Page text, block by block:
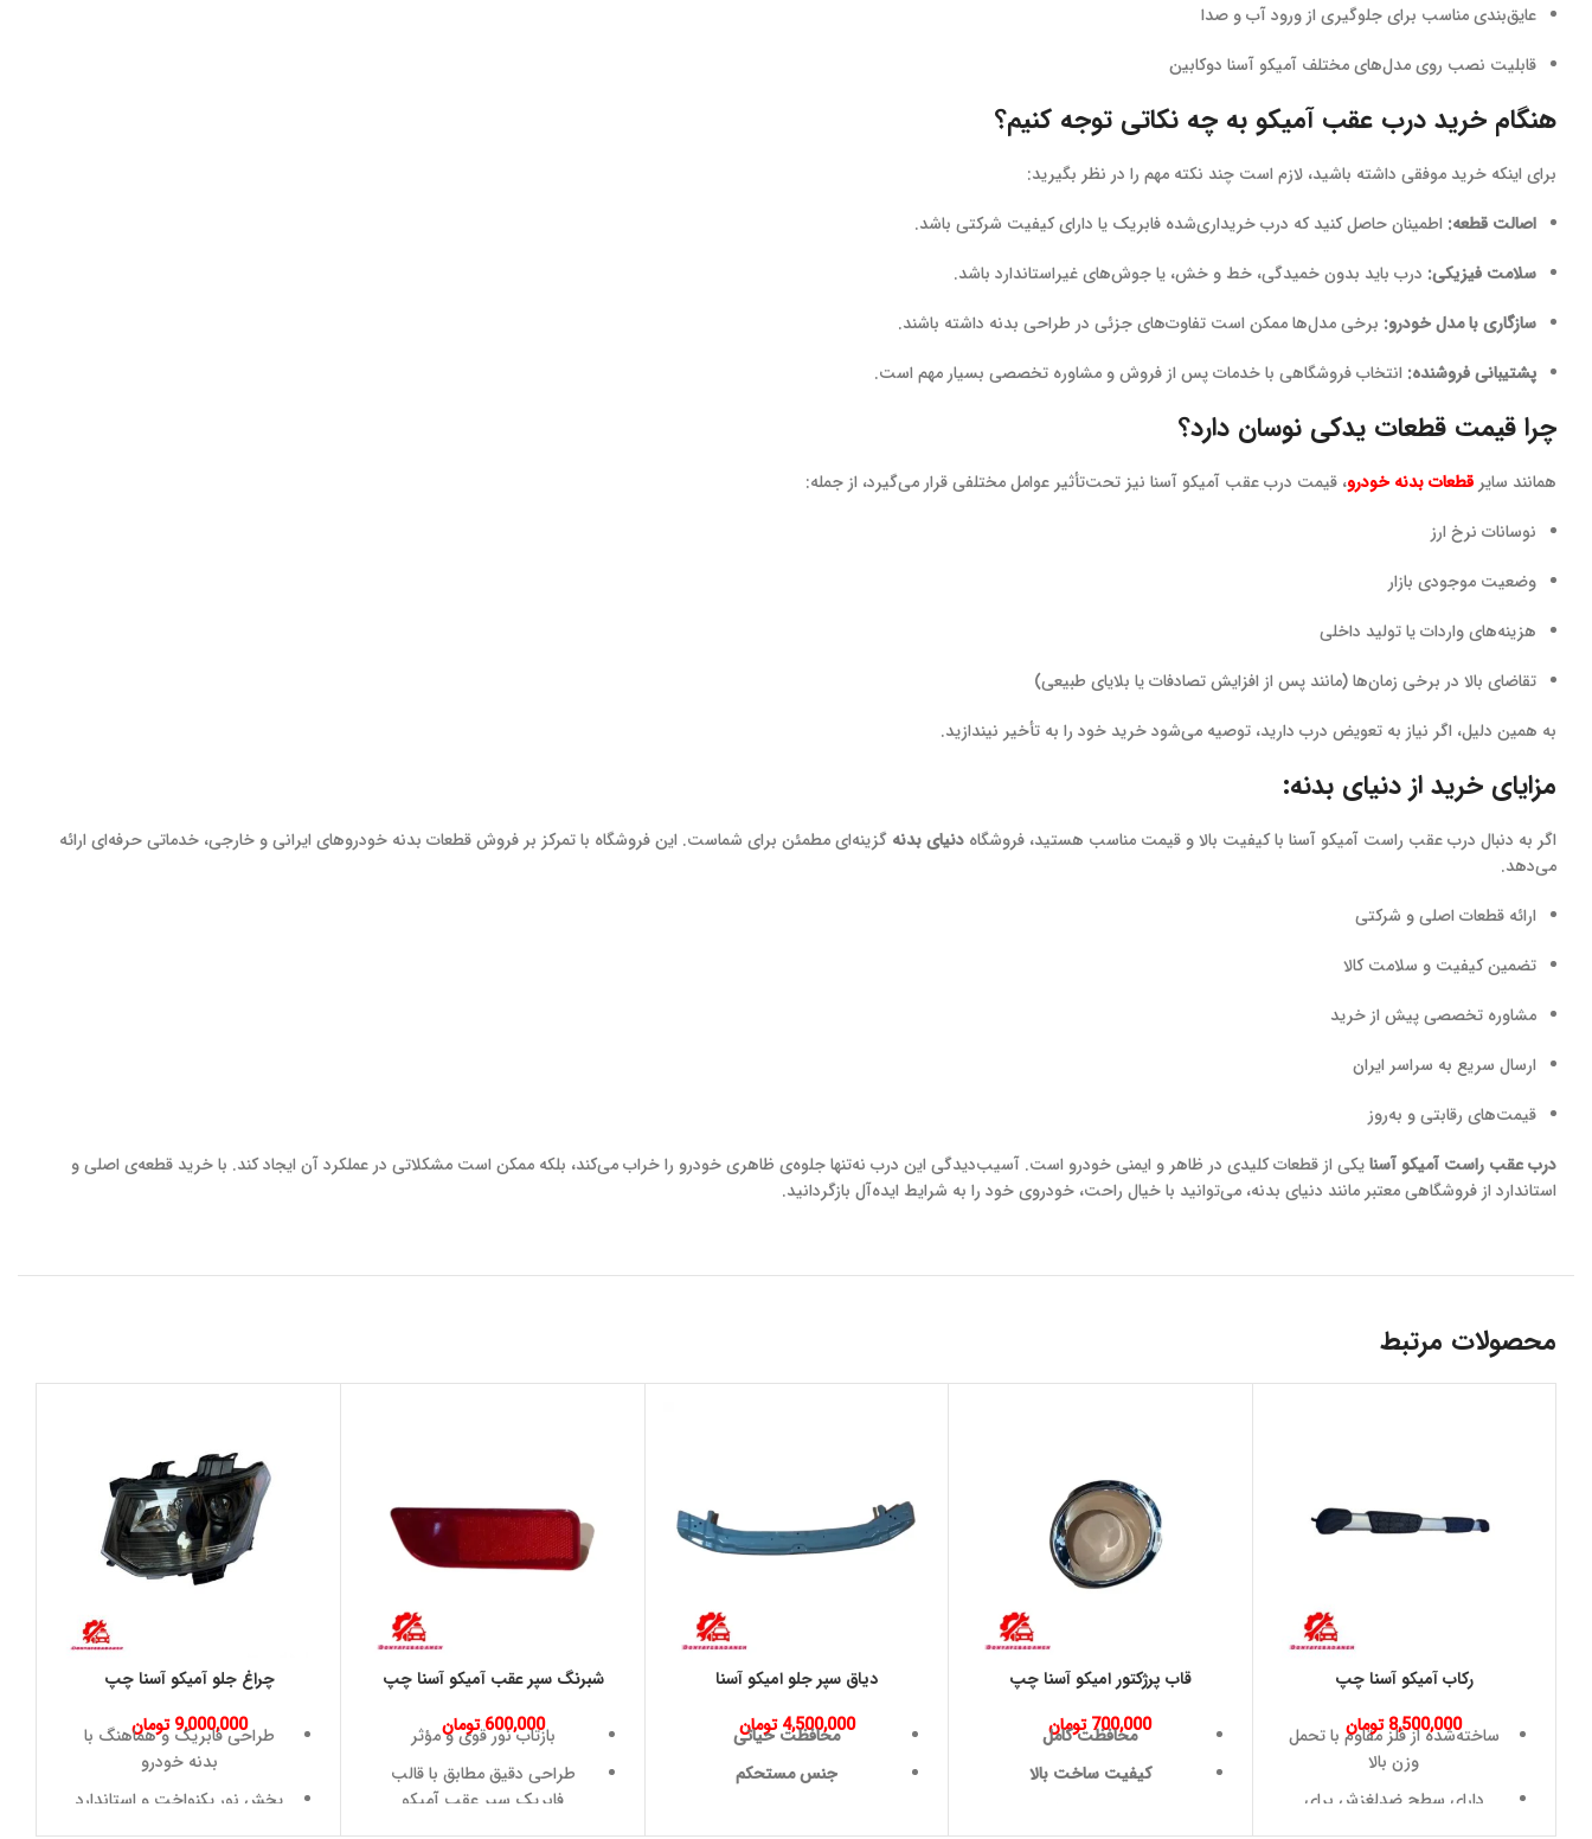
عایق‌بندی مناسب برای جلوگیری از ورود آب و صدا
قابلیت نصب روی مدل‌های مختلف آمیکو آسنا دوکابین
هنگام خرید درب عقب آمیکو به چه نکاتی توجه کنیم؟
برای اینکه خرید موفقی داشته باشید، لازم است چند نکته مهم را در نظر بگیرید:
اصالت قطعه: اطمینان حاصل کنید که درب خریداری‌شده فابریک یا دارای کیفیت شرکتی باشد.
سلامت فیزیکی: درب باید بدون خمیدگی، خط و خش، یا جوش‌های غیراستاندارد باشد.
سازگاری با مدل خودرو: برخی مدل‌ها ممکن است تفاوت‌های جزئی در طراحی بدنه داشته باشند.
پشتیبانی فروشنده: انتخاب فروشگاهی با خدمات پس از فروش و مشاوره تخصصی بسیار مهم است.
چرا قیمت قطعات یدکی نوسان دارد؟
همانند سایر قطعات بدنه خودرو، قیمت درب عقب آمیکو آسنا نیز تحت‌تأثیر عوامل مختلفی قرار می‌گیرد، از جمله:
نوسانات نرخ ارز
وضعیت موجودی بازار
هزینه‌های واردات یا تولید داخلی
تقاضای بالا در برخی زمان‌ها (مانند پس از افزایش تصادفات یا بلایای طبیعی)
به همین دلیل، اگر نیاز به تعویض درب دارید، توصیه می‌شود خرید خود را به تأخیر نیندازید.
مزایای خرید از دنیای بدنه:
اگر به دنبال درب عقب راست آمیکو آسنا با کیفیت بالا و قیمت مناسب هستید، فروشگاه دنیای بدنه گزینه‌ای مطمئن برای شماست. این فروشگاه با تمرکز بر فروش قطعات بدنه خودروهای ایرانی و خارجی، خدماتی حرفه‌ای ارائه
می‌دهد.
ارائه قطعات اصلی و شرکتی
تضمین کیفیت و سلامت کالا
مشاوره تخصصی پیش از خرید
ارسال سریع به سراسر ایران
قیمت‌های رقابتی و به‌روز
درب عقب راست آمیکو آسنایکی از قطعات کلیدی در ظاهر و ایمنی خودرو است. آسیب‌دیدگی این درب نه‌تنها جلوه‌ی ظاهری خودرو را خراب می‌کند، بلکه ممکن است مشکلاتی در عملکرد آن ایجاد کند. با خرید قطعه‌ی اصلی و
استاندارد از فروشگاهی معتبر مانند دنیای بدنه، می‌توانید با خیال راحت، خودروی خود را به شرایط ایده‌آل بازگردانید.
محصولات مرتبط
رکاب آمیکو آسنا چپ
8,500,000 تومان
ساخته‌شده از فلز مقاوم با تحمل
وزن بالا
دارای سطح ضدلغزش برای
قاب پرژکتور امیکو آسنا چپ
700,000 تومان
محافظت کامل
کیفیت ساخت بالا
دیاق سپر جلو امیکو آسنا
4,500,000 تومان
محافظت حیاتی
جنس مستحکم
شبرنگ سپر عقب آمیکو آسنا چپ
600,000تومان
بازتاب نور قوی و مؤثر
طراحی دقیق مطابق با قالب
فابریک سپر عقب آمیکو
چراغ جلو آمیکو آسنا چپ
9,000,000 تومان
طراحی فابریک و هماهنگ با
بدنه خودرو
پخش نور یکنواخت و استاندارد